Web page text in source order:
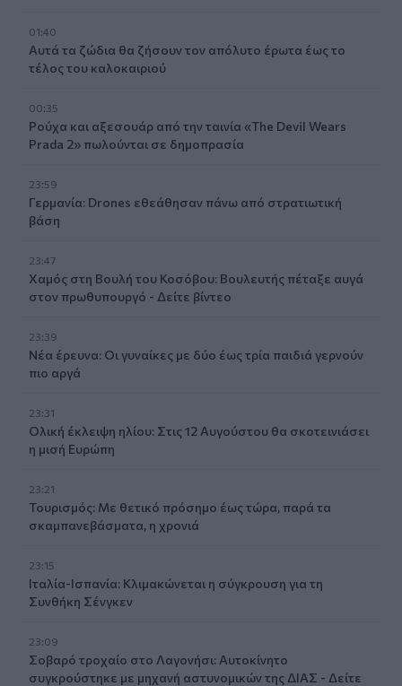
01:40
Αυτά τα ζώδια θα ζήσουν τον απόλυτο έρωτα έως το
τέλος του καλοκαιριού
00:35
Ρούχα και αξεσουάρ από την ταινία «The Devil Wears
Prada 2» πωλούνται σε δημοπρασία
23:59
Γερμανία: Drones εθεάθησαν πάνω από στρατιωτική
βάση
23:47
Χαμός στη Βουλή του Κοσόβου: Βουλευτής πέταξε αυγά
στον πρωθυπουργό - Δείτε βίντεο
23:39
Νέα έρευνα: Οι γυναίκες με δύο έως τρία παιδιά γερνούν
πιο αργά
23:31
Ολική έκλειψη ηλίου: Στις 12 Αυγούστου θα σκοτεινιάσει
η μισή Ευρώπη
23:21
Τουρισμός: Με θετικό πρόσημο έως τώρα, παρά τα
σκαμπανεβάσματα, η χρονιά
23:15
Ιταλία-Ισπανία: Κλιμακώνεται η σύγκρουση για τη
Συνθήκη Σένγκεν
23:09
Σοβαρό τροχαίο στο Λαγονήσι: Αυτοκίνητο
συγκρούστηκε με μηχανή αστυνομικών της ΔΙΑΣ - Δείτε